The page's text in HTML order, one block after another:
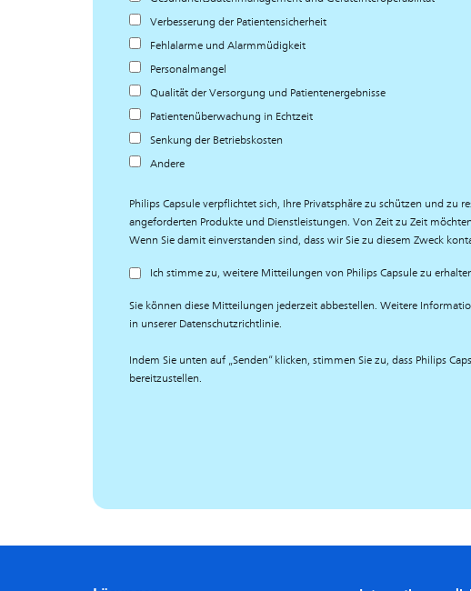
Verbesserung der Patientensicherheit
Fehlalarme und Alarmmüdigkeit
Personalmangel
Qualität der Versorgung und Patientenergebnisse
Patientenüberwachung in Echtzeit
Senkung der Betriebskosten
Andere
Philips Capsule verpflichtet sich, Ihre Privatsphäre zu schützen und
angeforderten Produkte und Dienstleistungen. Von Zeit zu Zeit
Wenn Sie damit einverstanden sind, dass wir Sie zu diesem Zweck
Ich stimme zu, weitere Mitteilungen von Philips Capsule zu
Sie können diese Mitteilungen jederzeit abbestellen. Weitere
in unserer Datenschutzrichtlinie.
Indem Sie unten auf „Senden“ klicken, stimmen Sie zu, dass Philips
bereitzustellen.